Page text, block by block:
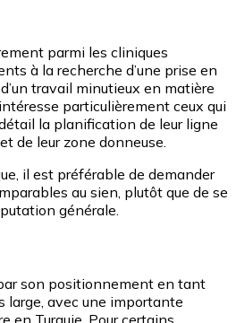
parmi les cliniques
à la recherche d’une prise en
travail minutieux en matière
particulièrement ceux qui
la planification de leur ligne
de leur zone donneuse.
il est préférable de demander
au sien, plutôt que de se
générale.
son positionnement en tant
large, avec une importante
en Turquie. Pour certains